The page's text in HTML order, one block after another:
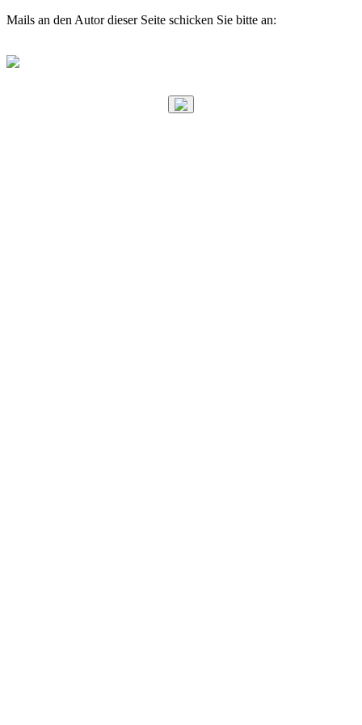
Mails an den Autor dieser Seite schicken Sie bitte an: